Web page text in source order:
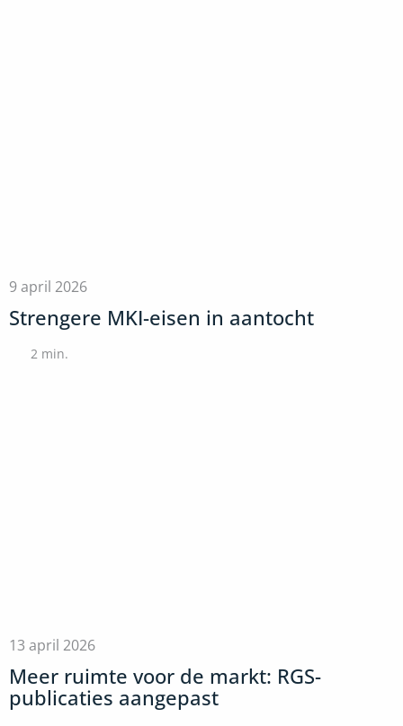
9 april 2026
Strengere MKI-eisen in aantocht
2 min.
13 april 2026
Meer ruimte voor de markt: RGS-
publicaties aangepast